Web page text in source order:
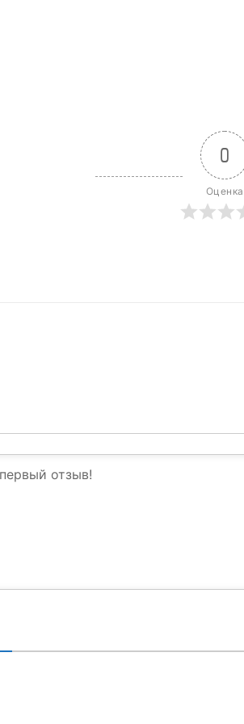
0
Оценка